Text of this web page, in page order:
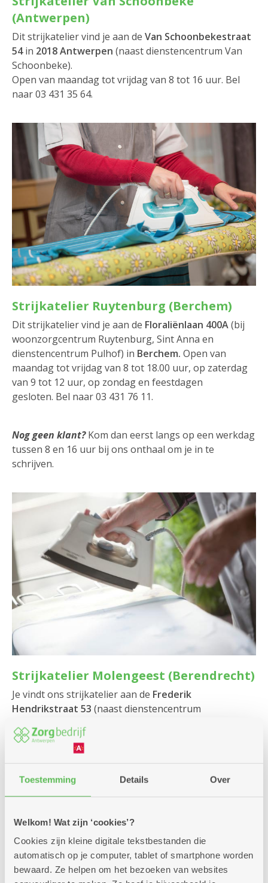
Toestemming Details Over
Welkom! Wat zijn ‘cookies’?
Cookies zijn kleine digitale tekstbestanden die
automatisch op je computer, tablet of smartphone worden
bewaard. Ze helpen om het bezoeken van websites
(Antwerpen)
Dit strijkatelier vind je aan de Van Schoonbekestraat
54in 2018 Antwerpen (naast dienstencentrum Van
Schoonbeke).
Open van maandag tot vrijdag van 8 tot 16 uur. Bel
naar 03 431 35 64.
Strijkatelier Ruytenburg (Berchem)
Dit strijkatelier vind je aan de Floraliënlaan 400A(bij
woonzorgcentrum Ruytenburg, Sint Anna en
dienstencentrum Pulhof) in Berchem. Open van
maandag tot vrijdag van 8 tot 18.00 uur, op zaterdag
van 9 tot 12 uur, op zondag en feestdagen
gesloten. Bel naar 03 431 76 11.
Nog geen klant? Kom dan eerst langs op een werkdag
tussen 8 en 16 uur bij ons onthaal om je in te
schrijven.
Strijkatelier Molengeest (Berendrecht)
Je vindt ons strijkatelier aan de Frederik
Hendrikstraat 53 (naast dienstencentrum
vrijdag van 8 tot 17.30 uur. Bel naar 03 431 41 20.
Kom je met de wagen? Je kan voor het strijkatelier
gratis parkeren.